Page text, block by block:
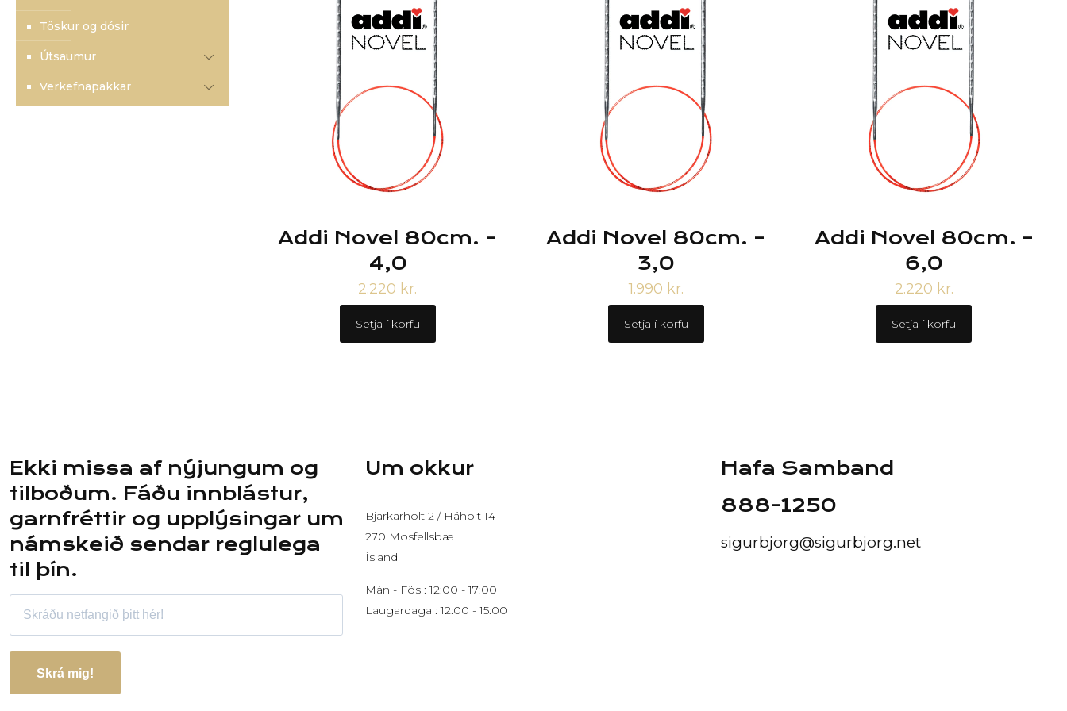
Addi Novel 80cm. –
4,0
2.220 kr.
Setja í körfu
Addi Novel 80cm. –
3,0
1.990 kr.
Setja í körfu
Addi Novel 80cm. –
6,0
2.220 kr.
Setja í körfu
Töskur og dósir
Útsaumur
Verkefnapakkar
Ekki missa af nýjungum og
tilboðum. Fáðu innblástur,
garnfréttir og upplýsingar um
námskeið sendar reglulega
til þín.
Skrá mig!
Um okkur
Bjarkarholt 2 / Háholt 14
270 Mosfellsbæ
Ísland
Mán - Fös : 12:00 - 17:00
Laugardaga : 12:00 - 15:00
Hafa Samband
888-1250
sigurbjorg@sigurbjorg.net